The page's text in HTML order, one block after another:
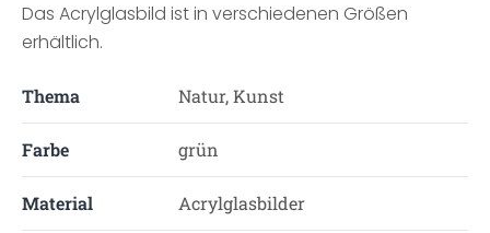
Das Acrylglasbild ist in verschiedenen Größen
erhältlich.
Thema Natur, Kunst
Farbe grün
Material Acrylglasbilder